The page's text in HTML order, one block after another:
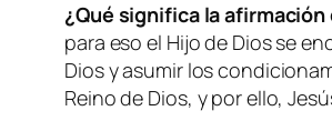
¿Qué significa la afirmación
para eso el Hijo de Dios se
Dios y asumir los
Reino de Dios, y por ello,